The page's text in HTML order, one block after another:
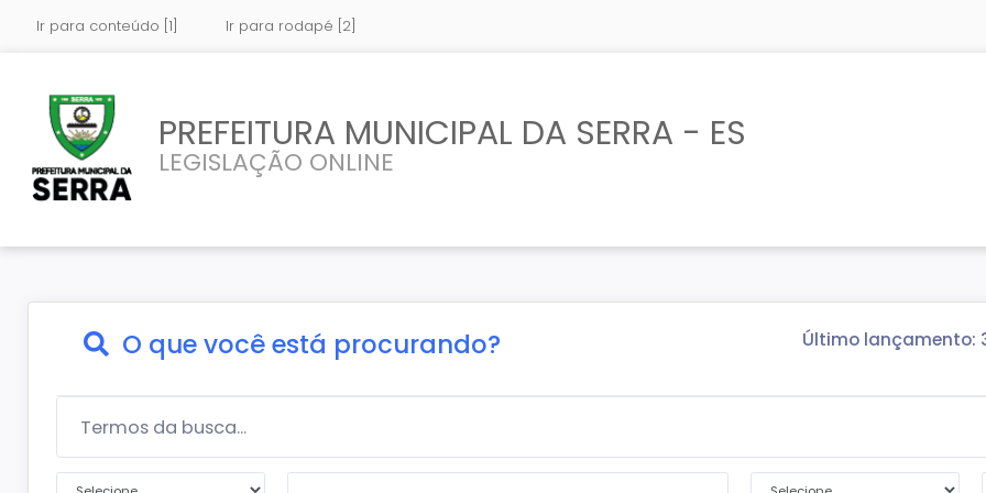
Ir para conteúdo [1] Ir para rodapé [2]
PREFEITURA MUNICIPAL DA SERRA - ES
LEGISLAÇÃO ONLINE
O que você está procurando? Último lançamento:
Termos da Busca...
Primeira condição Segunda condição